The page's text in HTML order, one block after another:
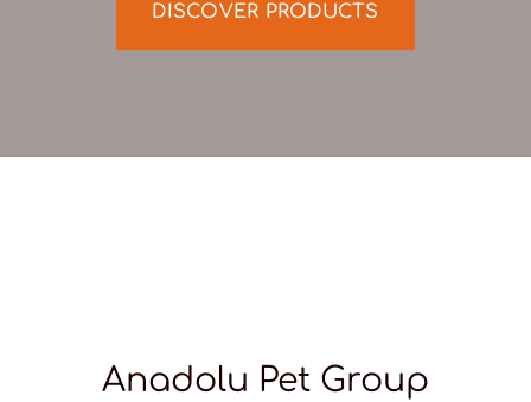
DISCOVER PRODUCTS
Anadolu Pet Group